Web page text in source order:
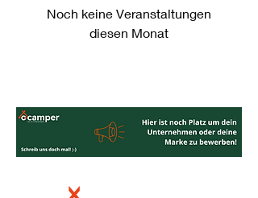
Noch keine Veranstaltungen
diesen Monat